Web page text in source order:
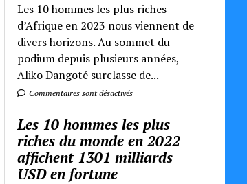
Les 10 hommes les plus riches
d’Afrique en 2023 nous viennent de
divers horizons. Au sommet du
podium depuis plusieurs années,
Aliko Dangoté surclasse de...
Commentaires sont désactivés
Les 10 hommes les plus
riches du monde en 2022
affichent 1301 milliards
USD en fortune